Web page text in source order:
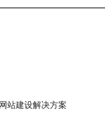
站建设解决方案